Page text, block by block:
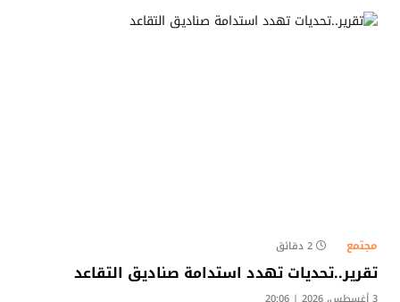
مجتمع 2 دقائق
تقرير..تحديات تهدد استدامة صناديق التقاعد